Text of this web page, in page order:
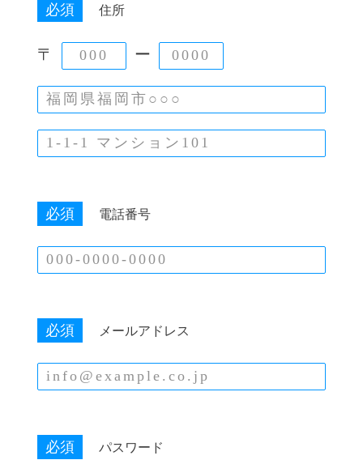
必須 住所
〒 ー
必須 電話番号
必須 メールアドレス
必須 パスワード